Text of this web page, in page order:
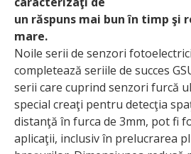
un răspuns mai bun în timp
mare.
Noile serii de senzori
completează seriile de succes
serii care cuprind senzori furcă
special creaţi pentru detecţia
distanţă în furca de 3mm, pot fi
aplicaţii, inclusiv în prelucrarea